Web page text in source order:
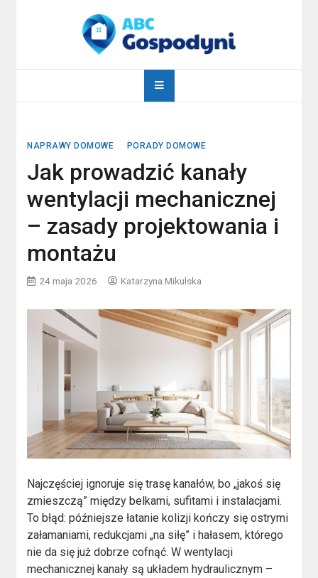
abcgospodyni.pl
NAPRAWY DOMOWE PORADY DOMOWE
Jak prowadzić kanały
wentylacji mechanicznej
– zasady projektowania i
montażu
24 maja 2026 Katarzyna Mikulska
Najczęściej ignoruje się trasę kanałów, bo „jakoś się
zmieszczą” między belkami, sufitami i instalacjami.
To błąd: późniejsze łatanie kolizji kończy się ostrymi
załamaniami, redukcjami „na siłę” i hałasem, którego
nie da się już dobrze cofnąć. W wentylacji
mechanicznej kanały są układem hydraulicznym –